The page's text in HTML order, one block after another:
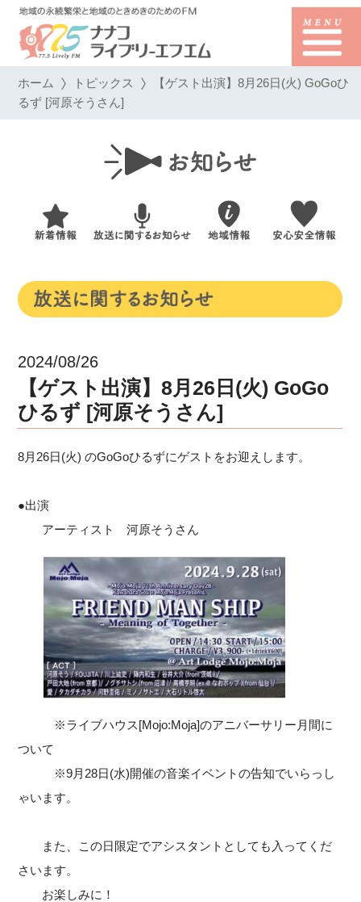
ホーム トピックス 【ゲスト出演】8月26日(火) GoGoひ
るず [河原そうさん]
2024/08/26
【ゲスト出演】8月26日(火) GoGo
ひるず [河原そうさん]
8月26日(火) のGoGoひるずにゲストをお迎えします。
●出演
アーティスト 河原そうさん
※ライブハウス[Mojo:Moja]のアニバーサリー月間に
ついて
※9月28日(水)開催の音楽イベントの告知でいらっし
ゃいます。
また、この日限定でアシスタントとしても入ってくだ
さいます。
お楽しみに！